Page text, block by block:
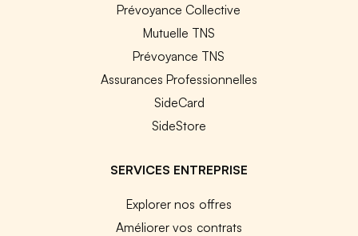
Prévoyance Collective
Mutuelle TNS
Prévoyance TNS
Assurances Professionnelles
SideCard
SideStore
SERVICES ENTREPRISE
Explorer nos offres
Améliorer vos contrats